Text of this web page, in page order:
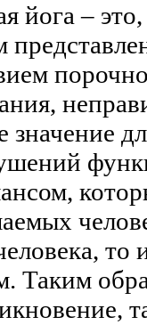
йога –
то